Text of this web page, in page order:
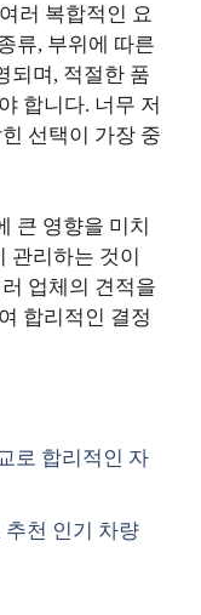
러 복합적인 요
류, 부위에 따른
되며, 적절한 품
합니다. 너무 저
선택이 가장 중
큰 영향을 미치
관리하는 것이
업체의 견적을
합리적인 결정
로 합리적인 자
추천 인기 차량